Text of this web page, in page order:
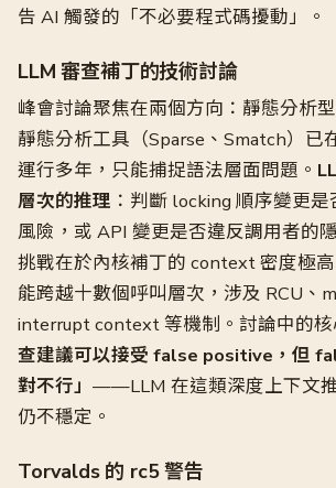
告 AI 觸發的「不必要程式碼擾動」。
LLM 審查補丁的技術討論
峰會討論聚焦在兩個方向：靜態分析
靜態分析工具（Sparse、Smatch）已
運行多年，只能捕捉語法層面問題。
層次的推理 ：判斷 locking 順序變更
風險，或 API 變更是否違反調用者的
挑戰在於內核補丁的 context 密度極
能跨越十數個呼叫層次，涉及 RCU、
interrupt context 等機制。討論中的核
查建議可以接受 false positive，但
對不行」 ——LLM 在這類深度上下文
仍不穩定。
Torvalds 的 rc5 警告